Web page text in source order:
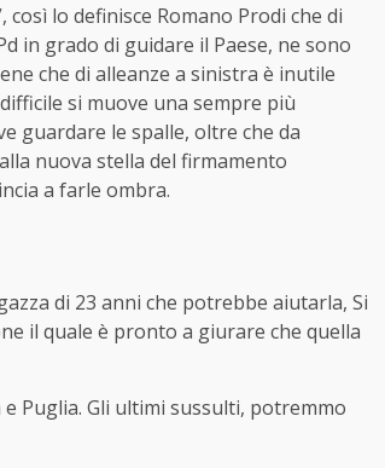
così lo definisce Romano Prodi che di
in grado di guidare il Paese, ne sono
che di alleanze a sinistra è inutile
si muove una sempre più
guardare le spalle, oltre che da
nuova stella del firmamento
a farle ombra.
di 23 anni che potrebbe aiutarla, Si
il quale è pronto a giurare che quella
Puglia. Gli ultimi sussulti, potremmo